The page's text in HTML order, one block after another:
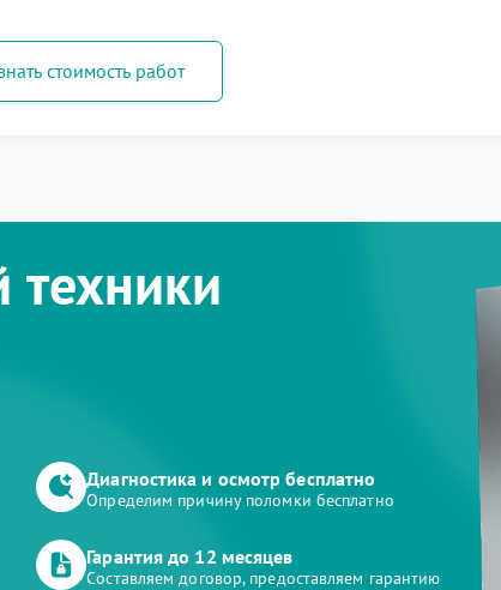
стоимость работ
техники
Диагностика и осмотр бесплатно
Определим причину поломки бесплатно
Гарантия до 12 месяцев
Составляем договор, предоставляем гарантию